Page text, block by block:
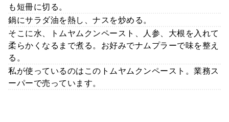
も短冊に切る。
鍋にサラダ油を熱し、ナスを炒める。
そこに水、トムヤムクンペースト、人参、大根を入れて
柔らかくなるまで煮る。お好みでナムプラーで味を整え
る。
私が使っているのはこのトムヤムクンペースト。業務ス
ーパーで売っています。